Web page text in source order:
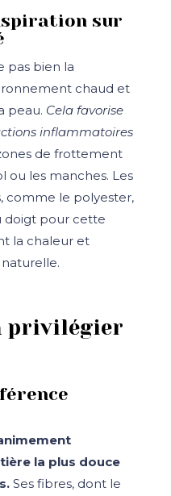
sur
pas bien la
chaud et
peau. Cela favorise
inflammatoires
de frottement
ou les manches. Les
comme le polyester,
doigt pour cette
la chaleur et
privilégier
la plus douce
Ses fibres, dont le